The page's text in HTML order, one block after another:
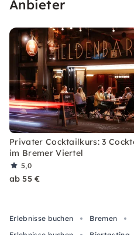
Anbieter
Privater Cocktailkurs: 3
im Bremer Viertel
5,0
ab 55 €
Erlebnisse buchen Bremen